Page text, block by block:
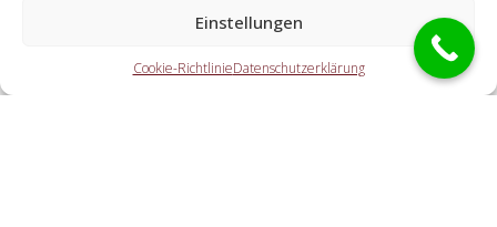
Einstellungen
Cookie-RichtlinieDatenschutzerklärung
Die Partner übernehmen jegliche Tätigkeiten, die Sie von